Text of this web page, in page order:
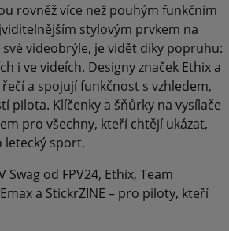
rovněž více než pouhým funkčním
stylovým prvkem na
videobrýle, je vidět díky popruhu:
i ve videích. Designy značek Ethix a
a spojují funkčnost s vzhledem,
pilota. Klíčenky a šňůrky na vysílače
pro všechny, kteří chtějí ukázat,
letecký sport.
Swag od FPV24, Ethix, Team
a StickrZINE – pro piloty, kteří